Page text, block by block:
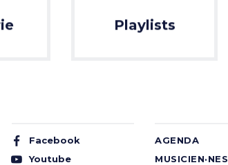
Playlists
Facebook
Youtube
AGENDA
MUSICIEN·NES